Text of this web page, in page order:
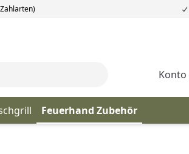
Mein
Konto
Feuerhand Zubehör